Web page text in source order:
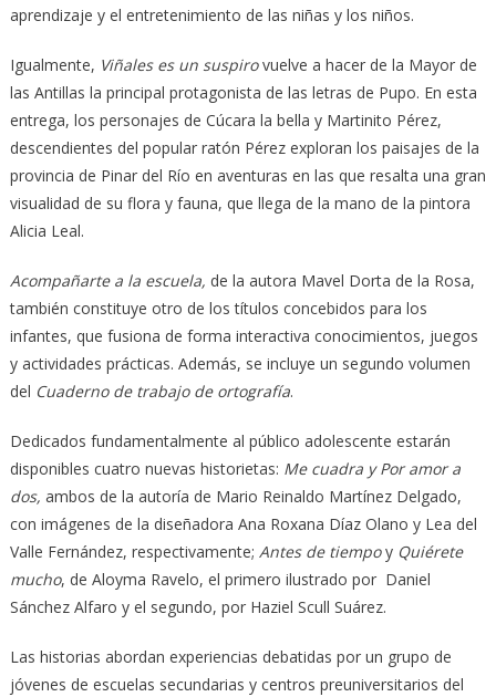
aprendizaje y el entretenimiento de las niñas y los niños.
Igualmente, Viñales es un suspirovuelve a hacer de la Mayor de
las Antillas la principal protagonista de las letras de Pupo. En esta
entrega, los personajes de Cúcara la bella y Martinito Pérez,
descendientes del popular ratón Pérez exploran los paisajes de la
provincia de Pinar del Río en aventuras en las que resalta una gran
visualidad de su flora y fauna, que llega de la mano de la pintora
Alicia Leal.
Acompañarte a la escuela, de la autora Mavel Dorta de la Rosa,
también constituye otro de los títulos concebidos para los
infantes, que fusiona de forma interactiva conocimientos, juegos
y actividades prácticas. Además, se incluye un segundo volumen
del Cuaderno de trabajo de ortografía.
Dedicados fundamentalmente al público adolescente estarán
disponibles cuatro nuevas historietas: Me cuadra y Por amor a
dos, ambos de la autoría de Mario Reinaldo Martínez Delgado,
con imágenes de la diseñadora Ana Roxana Díaz Olano y Lea del
Valle Fernández, respectivamente; Antes de tiempoy Quiérete
mucho, de Aloyma Ravelo, el primero ilustrado por Daniel
Sánchez Alfaro y el segundo, por Haziel Scull Suárez.
Las historias abordan experiencias debatidas por un grupo de
jóvenes de escuelas secundarias y centros preuniversitarios del